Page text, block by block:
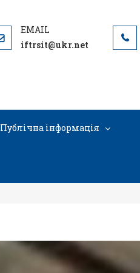
iftrsit@ukr.net
Публічна інформація